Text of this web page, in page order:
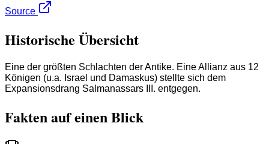
Source
Historische Übersicht
Eine der größten Schlachten der Antike. Eine Allianz aus 12
Königen (u.a. Israel und Damaskus) stellte sich dem
Expansionsdrang Salmanassars III. entgegen.
Fakten auf einen Blick